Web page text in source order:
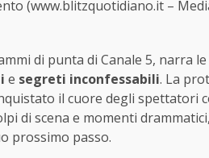
(www.blitzquotidiano.it –
di punta di Canale 5, narra
e segreti inconfessabili. La
il cuore degli spettatori
di scena e momenti
prossimo passo.